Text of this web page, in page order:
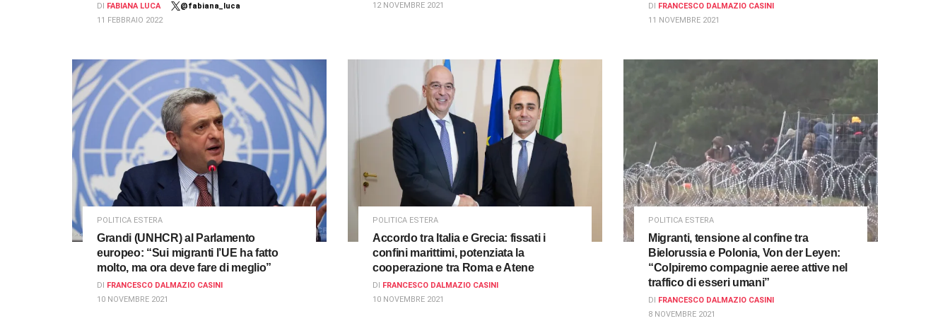
DI FABIANA LUCA
@fabiana_luca
11 FEBBRAIO 2022
12 NOVEMBRE 2021
DI
FRANCESCO DALMAZIO CASINI
11 NOVEMBRE 2021
POLITICA ESTERA
Grandi (UNHCR) al Parlamento
europeo: “Sui migranti l’UE ha fatto
molto, ma ora deve fare di meglio”
DI FRANCESCO DALMAZIO CASINI
10 NOVEMBRE 2021
POLITICA ESTERA
Accordo tra Italia e Grecia: fissati i
confini marittimi, potenziata la
cooperazione tra Roma e Atene
DI FRANCESCO DALMAZIO CASINI
10 NOVEMBRE 2021
POLITICA ESTERA
Migranti, tensione al confine tra
Bielorussia e Polonia, Von der Leyen:
“Colpiremo compagnie aeree attive nel
traffico di esseri umani”
DI FRANCESCO DALMAZIO CASINI
8 NOVEMBRE 2021